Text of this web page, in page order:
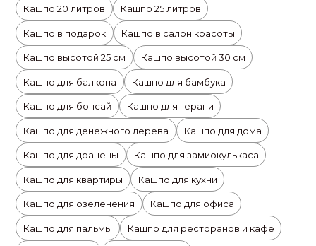
Кашпо 20 литров Кашпо 25 литров
Кашпо в подарок Кашпо в салон красоты
Кашпо высотой 25 см Кашпо высотой 30 см
Кашпо для балкона Кашпо для бамбука
Кашпо для бонсай Кашпо для герани
Кашпо для денежного дерева Кашпо для дома
Кашпо для драцены Кашпо для замиокулькаса
Кашпо для квартиры Кашпо для кухни
Кашпо для озеленения Кашпо для офиса
Кашпо для пальмы Кашпо для ресторанов и кафе